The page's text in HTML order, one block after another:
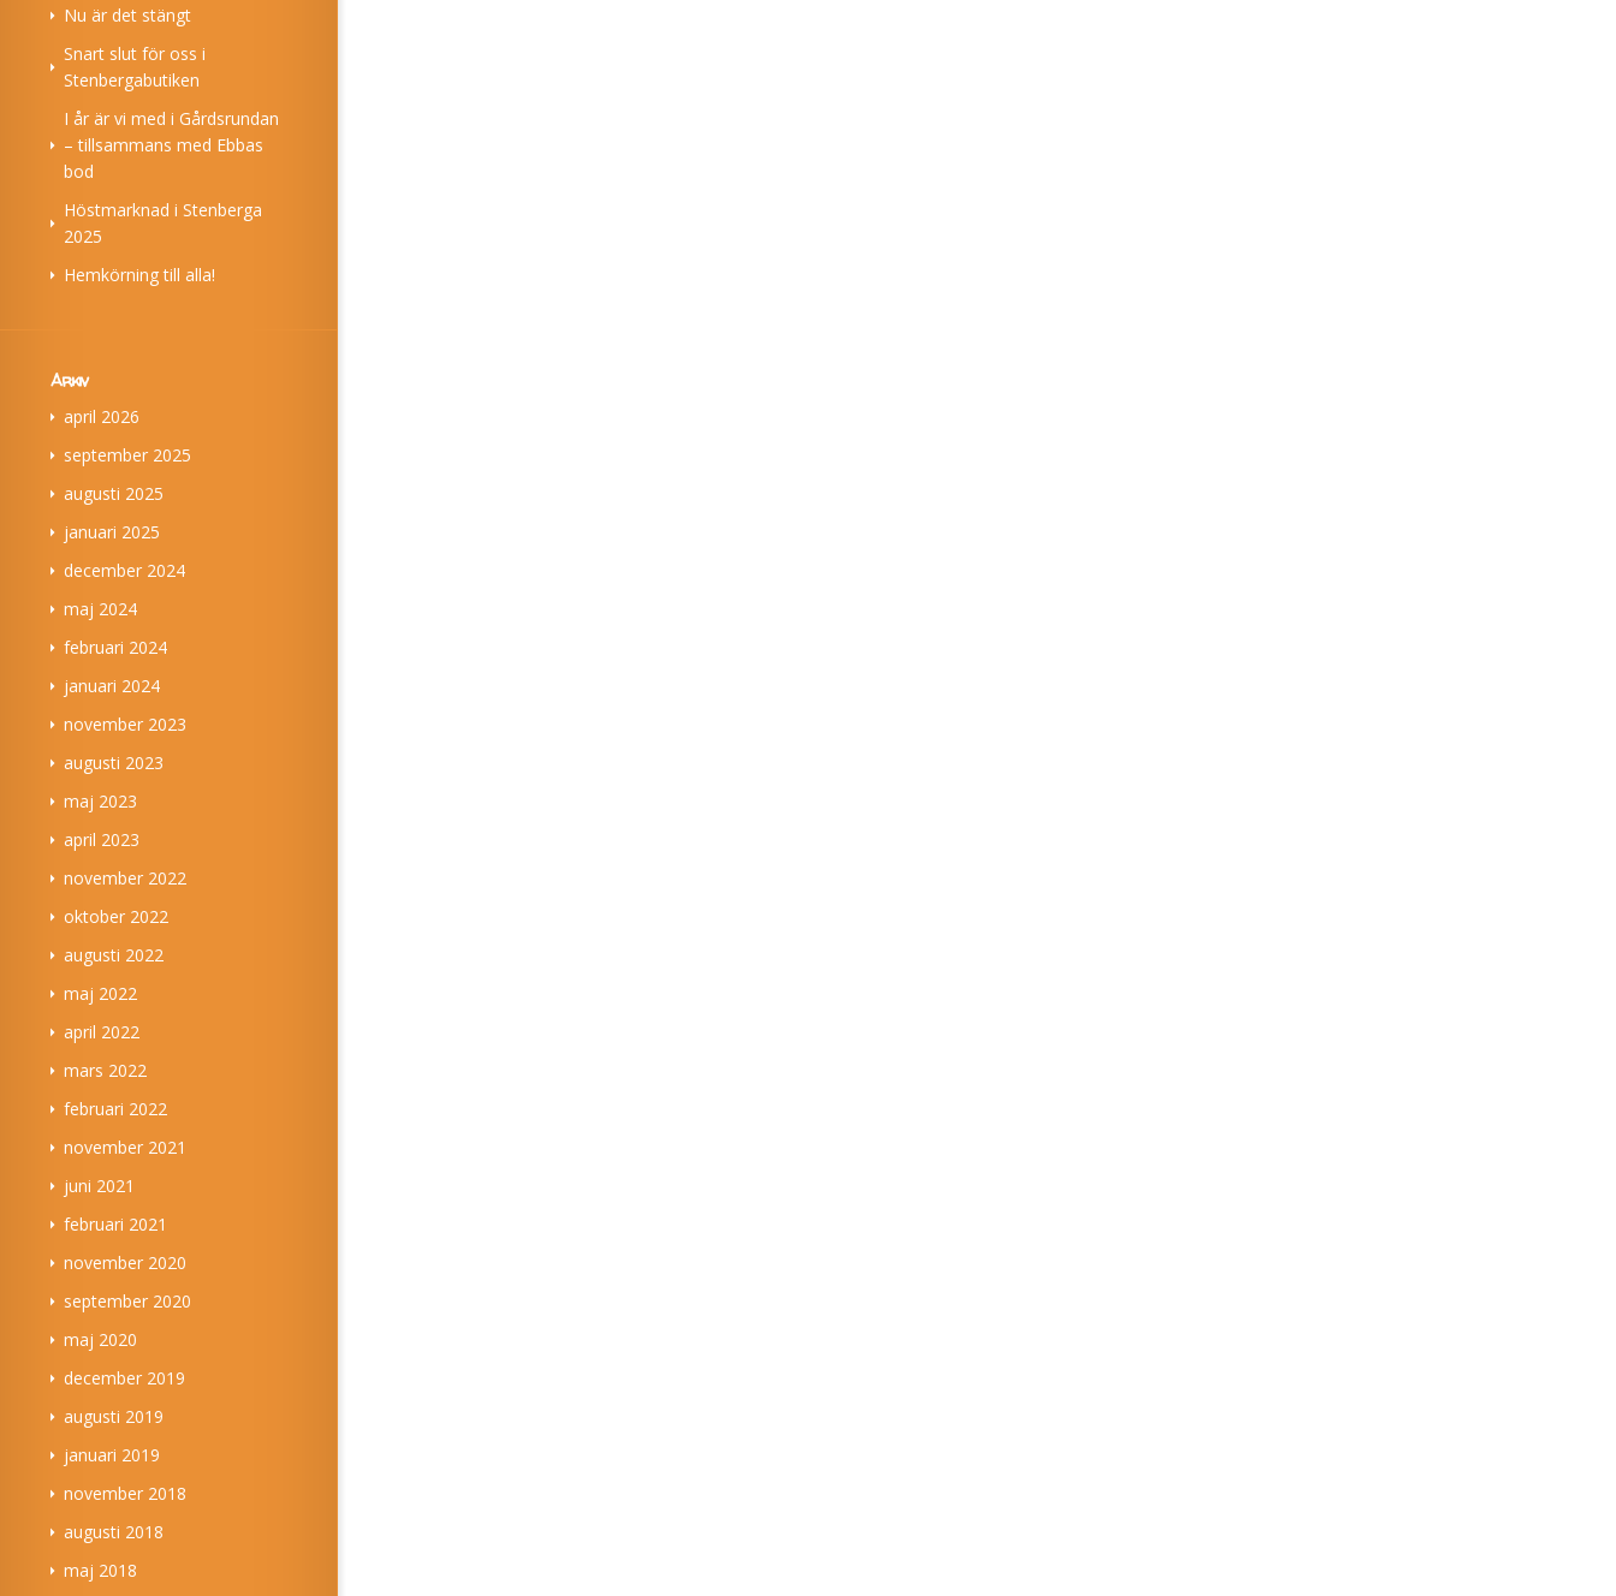
Nu är det stängt
Snart slut för oss i
Stenbergabutiken
I år är vi med i Gårdsrundan
– tillsammans med Ebbas
bod
Höstmarknad i Stenberga
2025
Hemkörning till alla!
Arkiv
april 2026
september 2025
augusti 2025
januari 2025
december 2024
maj 2024
februari 2024
januari 2024
november 2023
augusti 2023
maj 2023
april 2023
november 2022
oktober 2022
augusti 2022
maj 2022
april 2022
mars 2022
februari 2022
november 2021
juni 2021
februari 2021
november 2020
september 2020
maj 2020
december 2019
augusti 2019
januari 2019
november 2018
augusti 2018
maj 2018